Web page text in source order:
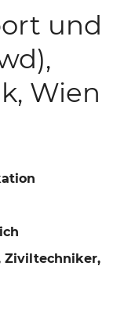
und
Wien
Ziviltechniker,